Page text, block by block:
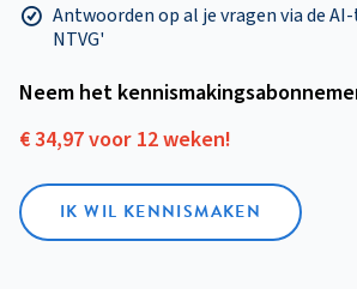
Antwoorden op al je vragen via de
NTVG'
Neem het
€ 34,97 voor 12 weken!
IK WIL KENNISMAKEN